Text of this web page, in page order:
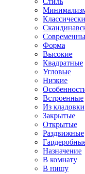
Форма
Высокие
Квадратные
Угловые
Низкие
Встроенные
Из кладовки
Закрытые
Открытые
Раздвижные
Назначение
В комнату
В нишу